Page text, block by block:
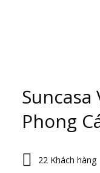
Phong
22 Khách hàng